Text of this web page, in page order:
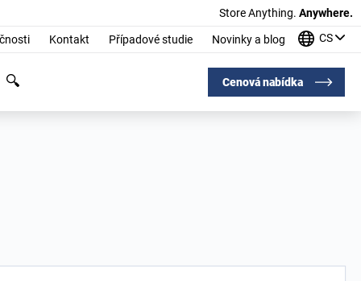
Store Anything. Anywhere.
Kontakt Případové studie Novinky a blog CS
Cenová nabídka